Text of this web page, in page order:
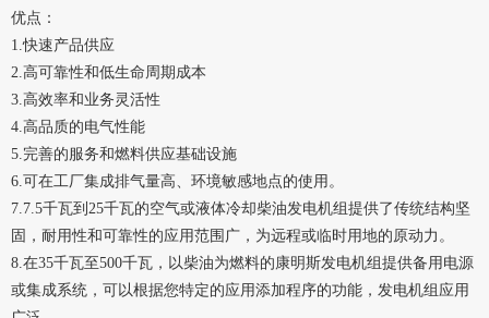
优点：
1.快速产品供应
2.高可靠性和低生命周期成本
3.高效率和业务灵活性
4.高品质的电气性能
5.完善的服务和燃料供应基础设施
6.可在工厂集成排气量高、环境敏感地点的使用。
7.7.5千瓦到25千瓦的空气或液体冷却柴油发电机组提供了传统结构坚
固，耐用性和可靠性的应用范围广，为远程或临时用地的原动力。
8.在35千瓦至500千瓦，以柴油为燃料的康明斯发电机组提供备用电源
或集成系统，可以根据您特定的应用添加程序的功能，发电机组应用